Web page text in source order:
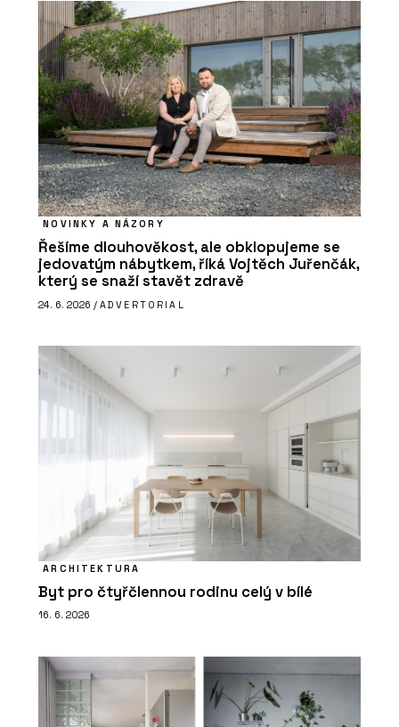
NOVINKY A NÁZORY
Řešíme dlouhověkost, ale obklopujeme se
jedovatým nábytkem, říká Vojtěch Juřenčák,
který se snaží stavět zdravě
24. 6. 2026 / ADVERTORIAL
ARCHITEKTURA
Byt pro čtyřčlennou rodinu celý v bílé
16. 6. 2026